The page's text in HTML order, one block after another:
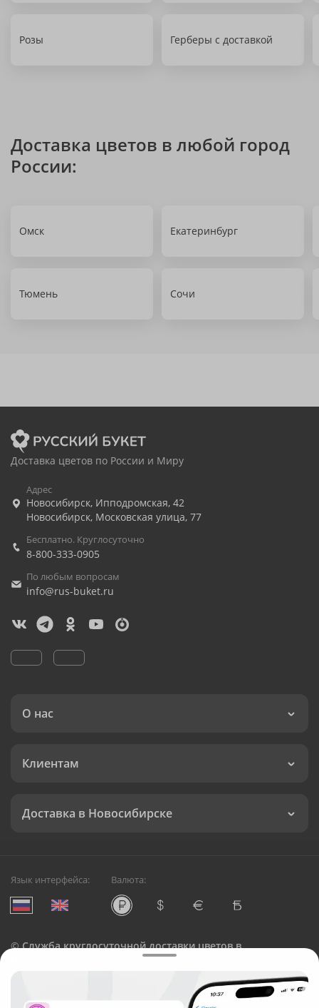
Розы Герберы с доставкой
Доставка цветов в любой город
России:
Омск Екатеринбург
Тюмень Сочи
Доставка цветов по России и Миру
Адрес
Новосибирск, Ипподромская, 42
Новосибирск, Московская улица, 77
Бесплатно. Круглосуточно
8-800-333-0905
По любым вопросам
info@rus-buket.ru
О нас
Клиентам
Доставка в Новосибирске
Язык интерфейса: Валюта:
©Служба круглосуточной доставки цветов в
Русский Букет, 2026
Общество с ограниченной ответственностью «Технология»